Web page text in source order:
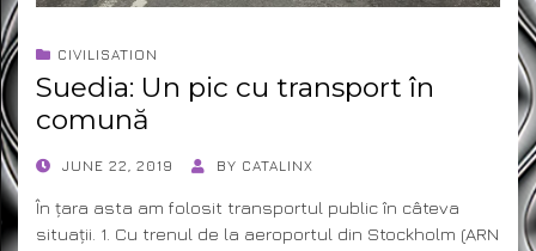
CIVILISATION
Suedia: Un pic cu transport în
comună
POSTEDJUNE 22, 2019 BY CATALINX
În țara asta am folosit transportul public în câteva
situații. 1. Cu trenul de la aeroportul din Stockholm (ARN